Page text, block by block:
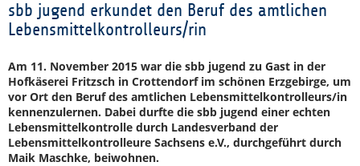
sbb jugend erkundet den Beruf des amtlichen
Lebensmittelkontrolleurs/rin
Am 11. November 2015 war die sbb jugend zu Gast in der
Hofkäserei Fritzsch in Crottendorf im schönen Erzgebirge, um
vor Ort den Beruf des amtlichen Lebensmittelkontrolleurs/in
kennenzulernen. Dabei durfte die sbb jugend einer echten
Lebensmittelkontrolle durch Landesverband der
Lebensmittelkontrolleure Sachsens e.V., durchgeführt durch
Maik Maschke, beiwohnen.